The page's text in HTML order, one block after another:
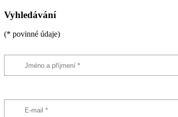
Vyhledávání
(* povinné údaje)